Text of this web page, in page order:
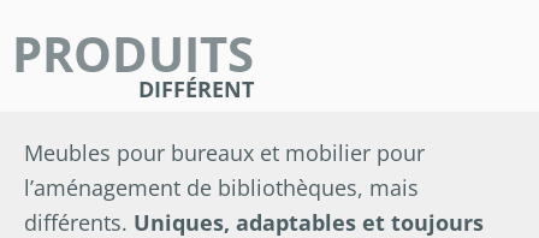
PRODUITS
DIFFÉRENT
Meubles pour bureaux et mobilier pour
l’aménagement de bibliothèques, mais
différents. Uniques, adaptables et toujours